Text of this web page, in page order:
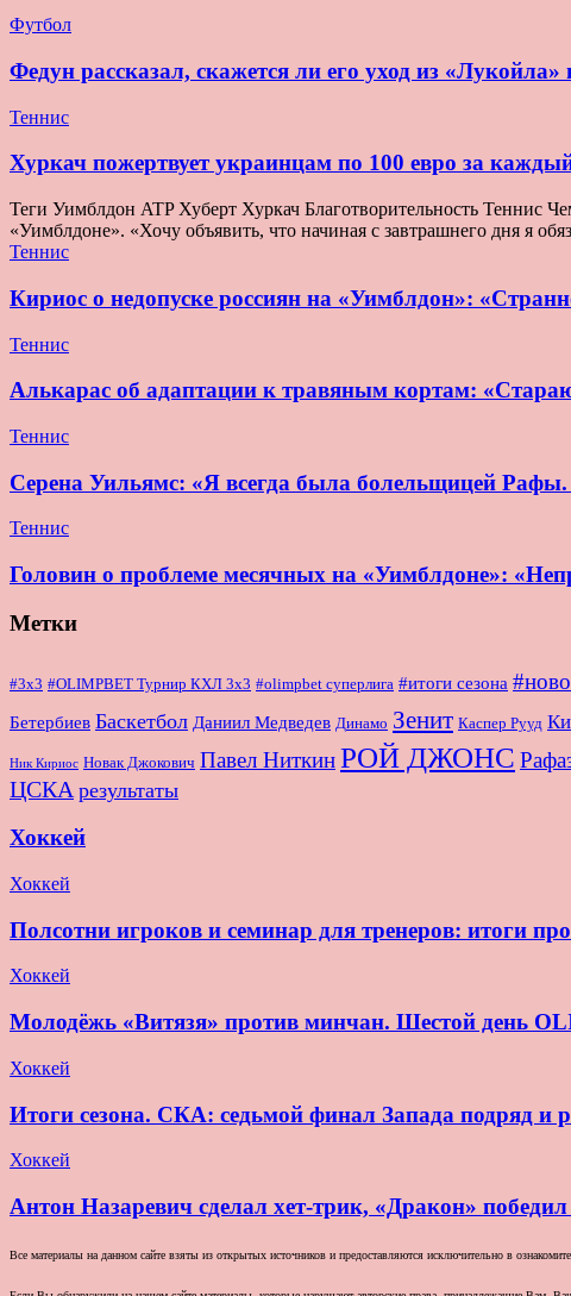
Футбол
Федун рассказал, скажется ли его уход из «Лукойла»
Теннис
Хуркач пожертвует украинцам по 100 евро за
Теги Уимблдон ATP Хуберт Хуркач Благотворительность Теннис
«Уимблдоне». «Хочу объявить, что начиная с завтрашнего дня я
Теннис
Кириос о недопуске россиян на «Уимблдон»:
Теннис
Алькарас об адаптации к травяным кортам:
Теннис
Серена Уильямс: «Я всегда была болельщицей Рафы.
Теннис
Головин о проблеме месячных на «Уимблдоне»:
Метки
#3x3 #OLIMPBET Турнир КХЛ 3x3 #olimpbet суперлига #итоги сезона
Бетербиев Баскетбол Даниил Медведев Динамо Зенит Каспер Рууд
Ник Кириос Новак Джокович Павел НиткинРОЙ ДЖОНС
ЦСКА результаты
Хоккей
Хоккей
Полсотни игроков и семинар для тренеров: итоги
Хоккей
Молодёжь «Витязя» против минчан. Шестой день
Хоккей
Итоги сезона. СКА: седьмой финал Запада подряд и
Хоккей
Антон Назаревич сделал хет-трик, «Дракон»
Все материалы на данном сайте взяты из открытых источников и предоставляются исключительно в